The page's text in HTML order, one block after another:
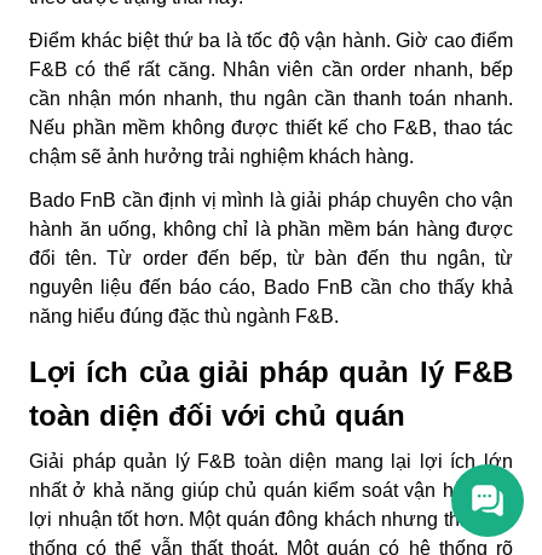
Điểm khác biệt thứ ba là tốc độ vận hành. Giờ cao điểm
F&B có thể rất căng. Nhân viên cần order nhanh, bếp
cần nhận món nhanh, thu ngân cần thanh toán nhanh.
Nếu phần mềm không được thiết kế cho F&B, thao tác
chậm sẽ ảnh hưởng trải nghiệm khách hàng.
Bado FnB cần định vị mình là giải pháp chuyên cho vận
hành ăn uống, không chỉ là phần mềm bán hàng được
đổi tên. Từ order đến bếp, từ bàn đến thu ngân, từ
nguyên liệu đến báo cáo, Bado FnB cần cho thấy khả
năng hiểu đúng đặc thù ngành F&B.
Lợi ích của giải pháp quản lý F&B
toàn diện đối với chủ quán
Giải pháp quản lý F&B toàn diện mang lại lợi ích lớn
nhất ở khả năng giúp chủ quán kiểm soát vận hành và
lợi nhuận tốt hơn. Một quán đông khách nhưng thiếu hệ
thống có thể vẫn thất thoát. Một quán có hệ thống rõ